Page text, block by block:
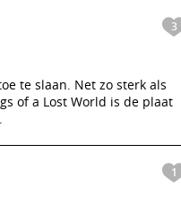
3
te slaan. Net zo sterk als
of a Lost World is de plaat
1